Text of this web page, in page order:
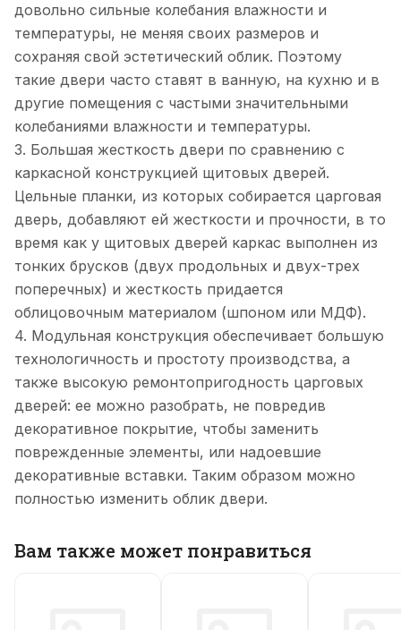
довольно сильные колебания влажности и
температуры, не меняя своих размеров и
сохраняя свой эстетический облик. Поэтому
такие двери часто ставят в ванную, на кухню и в
другие помещения с частыми значительными
колебаниями влажности и температуры.
3. Большая жесткость двери по сравнению с
каркасной конструкцией щитовых дверей.
Цельные планки, из которых собирается царговая
дверь, добавляют ей жесткости и прочности, в то
время как у щитовых дверей каркас выполнен из
тонких брусков (двух продольных и двух-трех
поперечных) и жесткость придается
облицовочным материалом (шпоном или МДФ).
4. Модульная конструкция обеспечивает большую
технологичность и простоту производства, а
также высокую ремонтопригодность царговых
дверей: ее можно разобрать, не повредив
декоративное покрытие, чтобы заменить
поврежденные элементы, или надоевшие
декоративные вставки. Таким образом можно
полностью изменить облик двери.
Вам также может понравиться